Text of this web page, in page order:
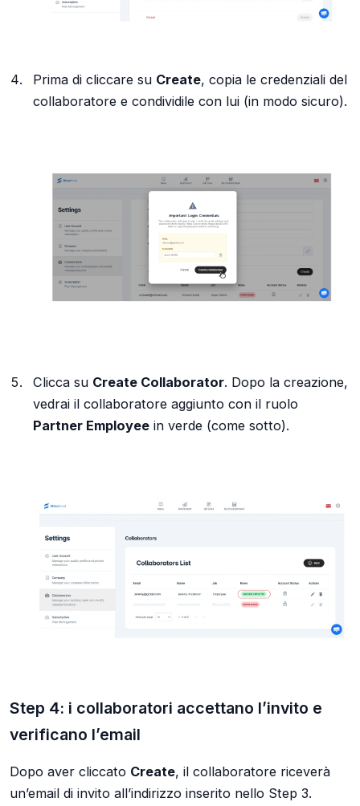
Prima di cliccare su Create, copia le credenziali del
collaboratore e condividile con lui (in modo sicuro).
Clicca su Create Collaborator. Dopo la creazione,
vedrai il collaboratore aggiunto con il ruolo
Partner Employeein verde (come sotto).
Step 4: i collaboratori accettano l’invito e
verificano l’email
Dopo aver cliccato Create, il collaboratore riceverà
un’email di invito all’indirizzo inserito nello Step 3.